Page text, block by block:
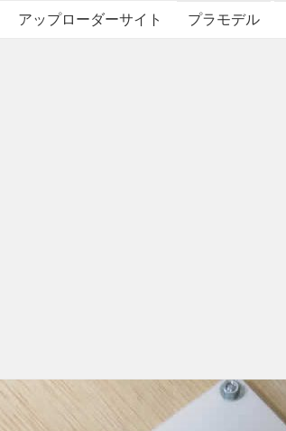
アップローダーサイト プラモデル